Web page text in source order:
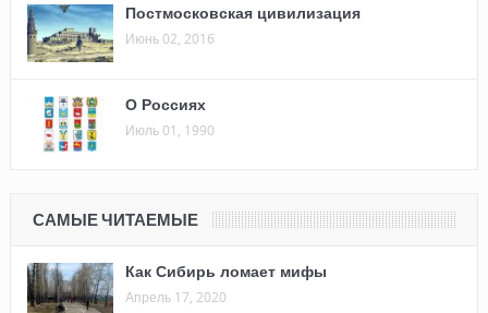
Постмосковская цивилизация
Июнь 02, 2016
О Россиях
Июль 01, 1990
САМЫЕ ЧИТАЕМЫЕ
Как Сибирь ломает мифы
Апрель 17, 2020